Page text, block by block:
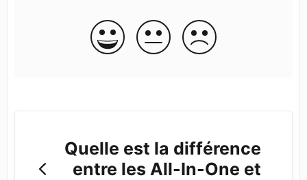
Quelle est la différence
entre les All-In-One et